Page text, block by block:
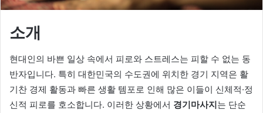
소개
현대인의 바쁜 일상 속에서 피로와 스트레스는 피할 수 없는 동
반자입니다. 특히 대한민국의 수도권에 위치한 경기 지역은 활
기찬 경제 활동과 빠른 생활 템포로 인해 많은 이들이 신체적·정
신적 피로를 호소합니다. 이러한 상황에서 경기마사지는 단순